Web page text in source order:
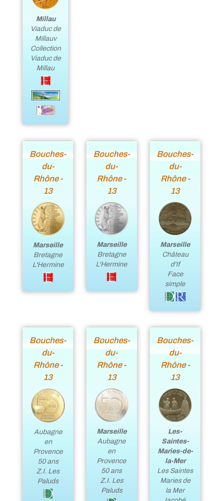
Millau
Viaduc de
Millauv
Collection
Viaduc de
Millau
Bouches-
du-
Rhône -
13
Marseille
Bretagne
L'Hermine
Bouches-
du-
Rhône -
13
Marseille
Bretagne
L'Hermine
Bouches-
du-
Rhône -
13
Marseille
Château
d'If
Face
simple
Bouches-
du-
Rhône -
13
Aubagne
en
Provence
50 ans
Z.I. Les
Paluds
Bouches-
du-
Rhône -
13
Marseille
Aubagne
en
Provence
50 ans
Z.I. Les
Paluds
Bouches-
du-
Rhône -
13
Les-
Saintes-
Maries-de-
la-Mer
Les Saintes
Maries de
la Mer